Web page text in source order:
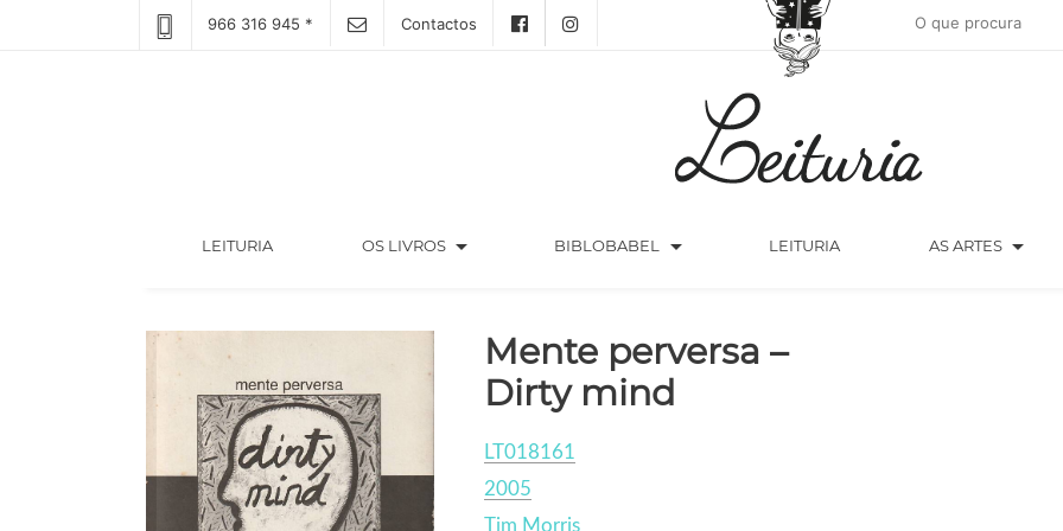
966 316 945 * Contactos
LEITURIA(CURRENT) OS LIVROS arrow_drop_down BIBLOBABEL arrow_drop_down LEITURIA AS ARTES arrow_drop_down
Mente perversa –
Dirty mind
LT018161
2005
Tim Morris